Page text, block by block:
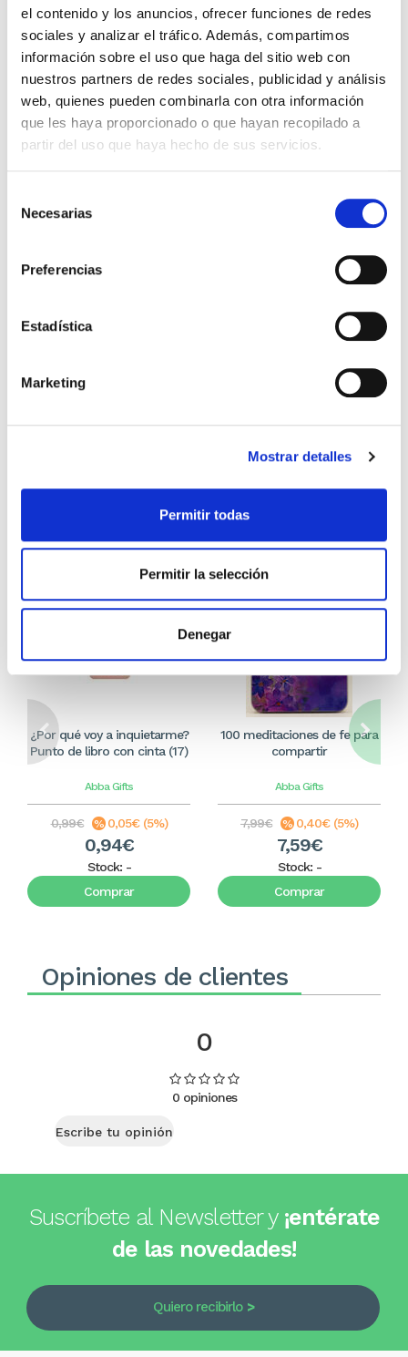
el contenido y los anuncios, ofrecer funciones de redes
sociales y analizar el tráfico. Además, compartimos
información sobre el uso que haga del sitio web con
nuestros partners de redes sociales, publicidad y análisis
web, quienes pueden combinarla con otra información
que les haya proporcionado o que hayan recopilado a
partir del uso que haya hecho de sus servicios.
Necesarias
Preferencias
Estadística
Marketing
Mostrar detalles
Permitir todas
Permitir la selección
Denegar
compraron
Esperanza para compartir
100 meditaciones de fe para
0,40€ (5%)
Otros títulos del autor
¿Por qué voy a inquietarme?
Punto de libro con cinta (17)
Abba Gifts
0,99€ 0,05€ (5%)
0,94€
Stock: -
Comprar
100 meditaciones de fe para
compartir
Abba Gifts
7,99€ 0,40€ (5%)
7,59€
Stock: -
Comprar
Opiniones de clientes
0
0 opiniones
Escribe tu opinión
Suscríbete al Newsletter y ¡entérate
de las novedades!
Quiero recibirlo